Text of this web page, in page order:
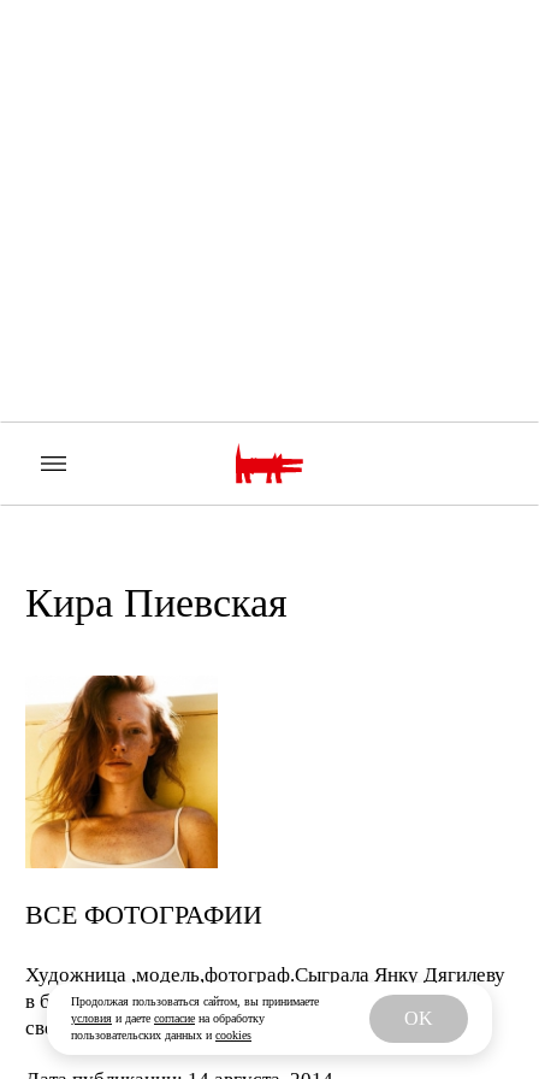
Продолжая пользоваться сайтом, вы принимаете
условия и даете согласие на обработку
пользовательских данных и cookies
OK
Кира Пиевская
ВСЕ ФОТОГРАФИИ
Художница ,модель,фотограф.Сыграла Янку Дягилеву
в байопике певицы "На тебе сошелся клином белый
свет".